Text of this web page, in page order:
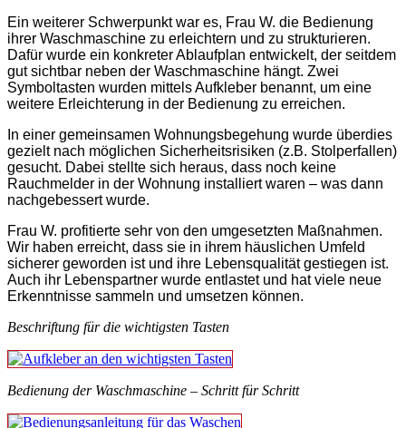
Ein weiterer Schwerpunkt war es, Frau W. die Bedienung
ihrer Waschmaschine zu erleichtern und zu strukturieren.
Dafür wurde ein konkreter Ablaufplan entwickelt, der seitdem
gut sichtbar neben der Waschmaschine hängt. Zwei
Symboltasten wurden mittels Aufkleber benannt, um eine
weitere Erleichterung in der Bedienung zu erreichen.
In einer gemeinsamen Wohnungsbegehung wurde überdies
gezielt nach möglichen Sicherheitsrisiken (z.B. Stolperfallen)
gesucht. Dabei stellte sich heraus, dass noch keine
Rauchmelder in der Wohnung installiert waren – was dann
nachgebessert wurde.
Frau W. profitierte sehr von den umgesetzten Maßnahmen.
Wir haben erreicht, dass sie in ihrem häuslichen Umfeld
sicherer geworden ist und ihre Lebensqualität gestiegen ist.
Auch ihr Lebenspartner wurde entlastet und hat viele neue
Erkenntnisse sammeln und umsetzen können.
Beschriftung für die wichtigsten Tasten
Bedienung der Waschmaschine – Schritt für Schritt